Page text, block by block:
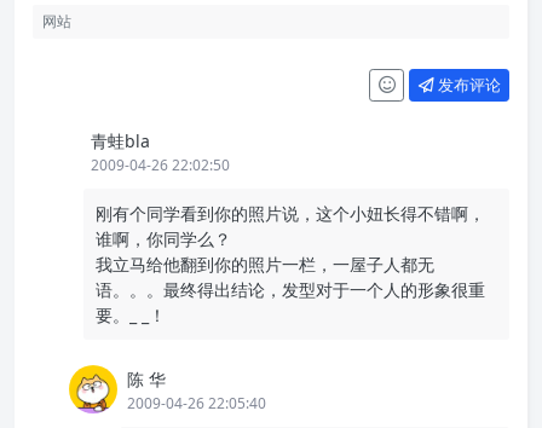
发布评论
青蛙bla
2009-04-26 22:02:50
刚有个同学看到你的照片说，这个小妞长得不错啊，
谁啊，你同学么？
我立马给他翻到你的照片一栏，一屋子人都无
语。。。最终得出结论，发型对于一个人的形象很重
要。_ _！
陈 华
2009-04-26 22:05:40